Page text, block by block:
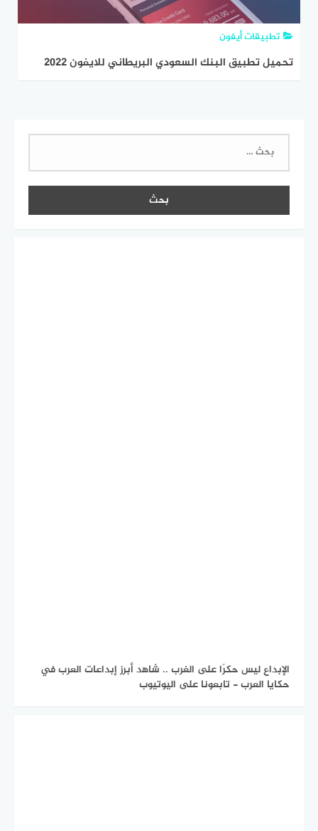
تطبيقات أيفون
تحميل تطبيق البنك السعودي البريطاني للايفون 2022
البحث
الإبداع ليس حكرًا على الغرب .. شاهد أبرز إبداعات العرب في
حكايا العرب - تابعونا على اليوتيوب